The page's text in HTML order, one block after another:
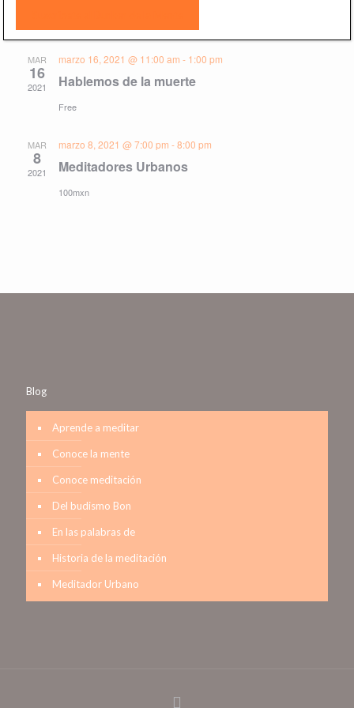
MAR
16
2021
marzo 16, 2021 @ 11:00 am - 1:00 pm
Hablemos de la muerte
Free
MAR
8
2021
marzo 8, 2021 @ 7:00 pm -8:00 pm
Meditadores Urbanos
100mxn
Blog
Aprende a meditar
Conoce la mente
Conoce meditación
Del budismo Bon
En las palabras de
Historia de la meditación
Meditador Urbano